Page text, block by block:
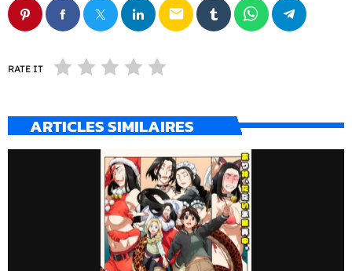
email
RATE IT
ARTICLES SIMILAIRES